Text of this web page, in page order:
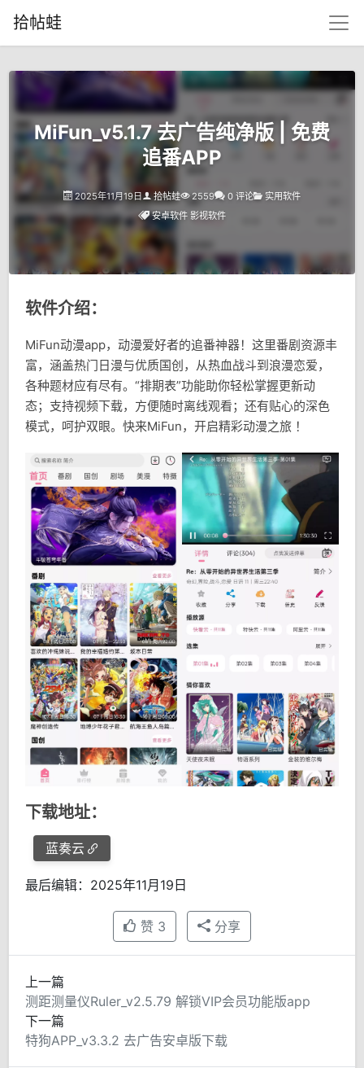
拾帖蛙
MiFun_v5.1.7 去广告纯净版 | 免费
追番APP
2025年11月19日 拾帖蛙 2559 0 评论
实用软件
安卓软件 影视软件
软件介绍：
MiFun动漫app，动漫爱好者的追番神器！这里番剧资源丰
富，涵盖热门日漫与优质国创，从热血战斗到浪漫恋爱，
各种题材应有尽有。“排期表”功能助你轻松掌握更新动
态；支持视频下载，方便随时离线观看；还有贴心的深色
模式，呵护双眼。快来MiFun，开启精彩动漫之旅 ！
下载地址：
蓝奏云
最后编辑：2025年11月19日
赞 3 分享
上一篇
测距测量仪Ruler_v2.5.79 解锁VIP会员功能版app
下一篇
特狗APP_v3.3.2 去广告安卓版下载